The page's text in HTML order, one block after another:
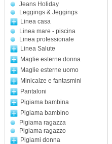
Jeans Holiday
Leggings & Jeggings
Linea casa
Linea mare - piscina
Linea professionale
Linea Salute
Maglie esterne donna
Maglie esterne uomo
Minicalze e fantasmini
Pantaloni
Pigiama bambina
Pigiama bambino
Pigiama ragazza
Pigiama ragazzo
Pigiami donna